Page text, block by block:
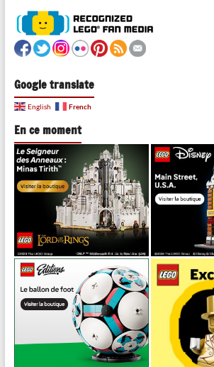
Google translate
English French
En ce moment